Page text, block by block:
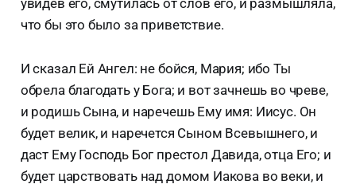
что бы это было за приветствие.
И сказал Ей Ангел: не бойся, Мария; ибо Ты
обрела благодать у Бога; и вот зачнешь во чреве,
и родишь Сына, и наречешь Ему имя: Иисус. Он
будет велик, и наречется Сыном Всевышнего, и
даст Ему Господь Бог престол Давида, отца Его; и
будет царствовать над домом Иакова во веки, и